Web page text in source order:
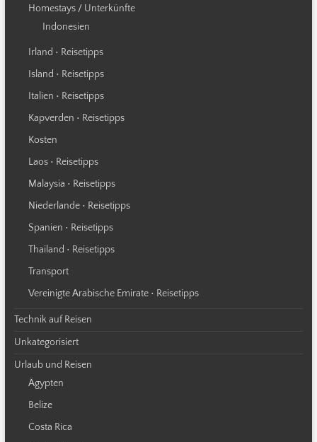
Homestays / Unterkünfte
Indonesien
Irland • Reisetipps
Island • Reisetipps
Italien • Reisetipps
Kapverden • Reisetipps
Kosten
Laos • Reisetipps
Malaysia • Reisetipps
Niederlande • Reisetipps
Spanien • Reisetipps
Thailand • Reisetipps
Transport
Vereinigte Arabische Emirate • Reisetipps
Technik auf Reisen
Unkategorisiert
Urlaub und Reisen
Ägypten
Belize
Costa Rica